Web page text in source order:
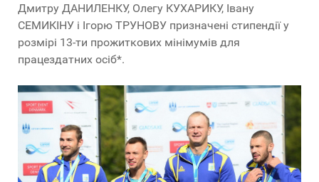
Дмитру ДАНИЛЕНКУ, Олегу КУХАРИКУ, Івану
СЕМИКІНУ і Ігорю ТРУНОВУ призначені стипендії у
розмірі 13-ти прожиткових мінімумів для
працездатних осіб*.